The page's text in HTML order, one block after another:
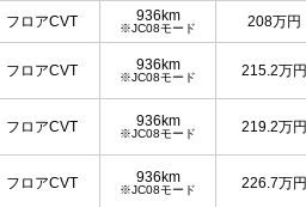
フロアCVT 936km
※JC08モード 208万円
フロアCVT 936km
※JC08モード 215.2万円
フロアCVT 936km
※JC08モード 219.2万円
フロアCVT 936km
※JC08モード 226.7万円